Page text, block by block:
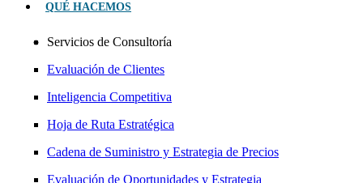
QUÉ HACEMOS
Servicios de Consultoría
Evaluación de Clientes
Inteligencia Competitiva
Hoja de Ruta Estratégica
Cadena de Suministro y Estrategia de Precios
Evaluación de Oportunidades y Estrategia